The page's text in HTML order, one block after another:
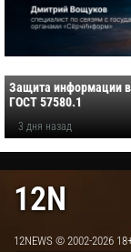
Защита информации
ГОСТ 57580.1
3 дня назад
12N
12NEWS © 2002-2026